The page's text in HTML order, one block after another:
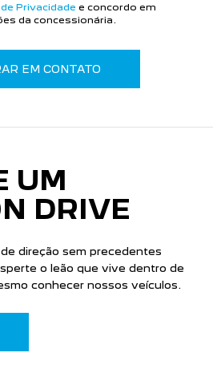
Privacidade e concordo em
da concessionária.
EM CONTATO
UM
DRIVE
direção sem precedentes
o leão que vive dentro de
conhecer nossos veículos.